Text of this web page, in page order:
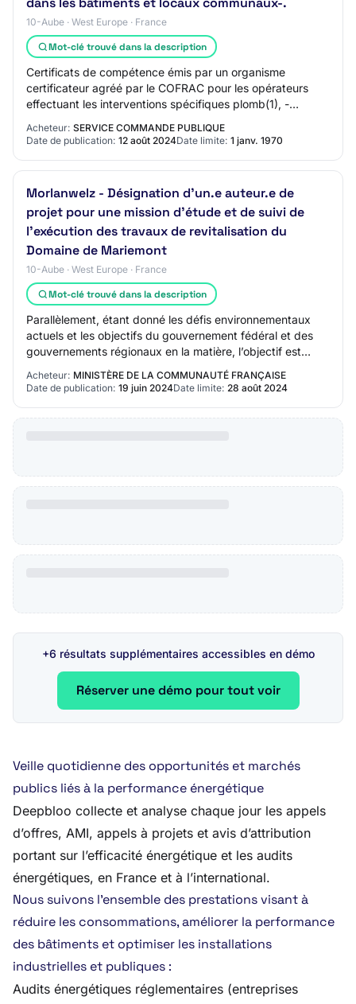
10-Aube · West Europe · France
Mot-clé trouvé dans la description
Certificats de compétence émis par un organisme
certificateur agréé par le COFRAC pour les opérateurs
effectuant les interventions spécifiques plomb(1), -
Acheteur: SERVICE COMMANDE PUBLIQUE
Date de publication: 12 août 2024Date limite: 1 janv. 1970
Morlanwelz - Désignation d’un.e auteur.e de
projet pour une mission d’étude et de suivi de
l’exécution des travaux de revitalisation du
Domaine de Mariemont
10-Aube · West Europe · France
Mot-clé trouvé dans la description
Parallèlement, étant donné les défis environnementaux
actuels et les objectifs du gouvernement fédéral et des
gouvernements régionaux en la matière, l’objectif est
également d’améliorer la performanc…
Acheteur: MINISTÈRE DE LA COMMUNAUTÉ FRANÇAISE
Date de publication: 19 juin 2024Date limite: 28 août 2024
+6 résultats supplémentaires accessibles en démo
Réserver une démo pour tout voir
Veille quotidienne des opportunités et marchés
publics liés à la performance énergétique
Deepbloo collecte et analyse chaque jour les appels
d’offres, AMI, appels à projets et avis d’attribution
portant sur l’efficacité énergétique et les audits
énergétiques, en France et à l’international.
Nous suivons l’ensemble des prestations visant à
réduire les consommations, améliorer la performance
des bâtiments et optimiser les installations
industrielles et publiques :
Audits énergétiques réglementaires (entreprises